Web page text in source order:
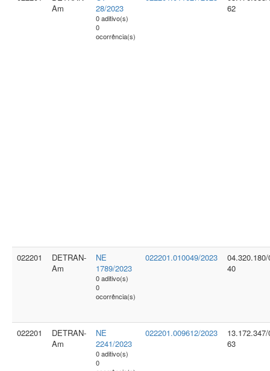
Am
28/2023
0 aditivo(s)
0
ocorrência(s)
62
022201
DETRAN-
Am
NE
1789/2023
0 aditivo(s)
0
ocorrência(s)
022201.010049/2023
04.320.180/
40
022201
DETRAN-
Am
NE
2241/2023
0 aditivo(s)
0
022201.009612/2023
63